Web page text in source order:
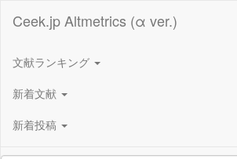
Ceek.jp Altmetrics (α ver.)
文献ランキング
新着文献
新着投稿